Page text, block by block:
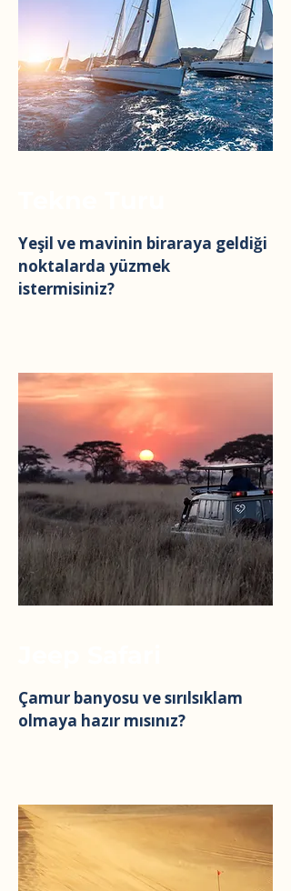
Yeşil ve mavinin biraraya geldiği
noktalarda yüzmek
istermisiniz?
Çamur banyosu ve sırılsıklam
olmaya hazır mısınız?